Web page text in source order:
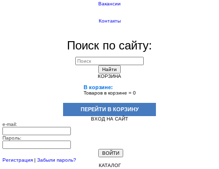
Вакансии
Контакты
Поиск по сайту:
Найти
КОРЗИНА
В корзине:
Товаров в корзине = 0
ПЕРЕЙТИ В КОРЗИНУ
ВХОД НА САЙТ
e-mail:
Пароль:
Регистрация
Забыли пароль?
КАТАЛОГ